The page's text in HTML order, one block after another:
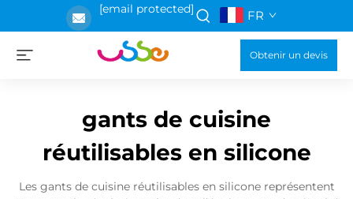
[email protected] FR
Obtenir un devis
gants de cuisine
réutilisables en silicone
Les gants de cuisine réutilisables en silicone représentent